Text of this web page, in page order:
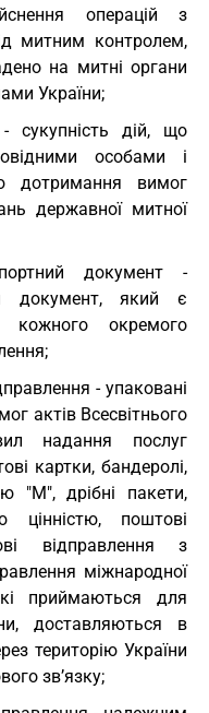
операцій з
митним контролем,
на митні органи
України;
сукупність дій, що
особами і
дотримання вимог
державної митної
документ -
документ, який є
кожного окремого
- упаковані
актів Всесвітнього
надання послуг
картки, бандеролі,
"М", дрібні пакети,
цінністю, поштові
відправлення з
міжнародної
приймаються для
доставляються в
територію України
зв’язку;